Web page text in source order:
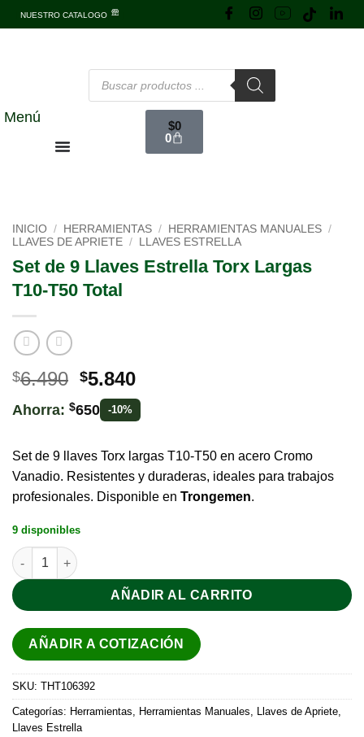
NUESTRO CATALOGO
Menú
$0
0
INICIO / HERRAMIENTAS / HERRAMIENTAS MANUALES /
LLAVES DE APRIETE / LLAVES ESTRELLA
Set de 9 Llaves Estrella Torx Largas
T10-T50 Total
$6.490 $5.840
Ahorra: $650 -10%
Set de 9 llaves Torx largas T10-T50 en acero Cromo
Vanadio. Resistentes y duraderas, ideales para trabajos
profesionales. Disponible en Trongemen.
9 disponibles
AÑADIR AL CARRITO
AÑADIR A COTIZACIÓN
SKU: THT106392
Categorías: Herramientas, Herramientas Manuales, Llaves de Apriete,
Llaves Estrella